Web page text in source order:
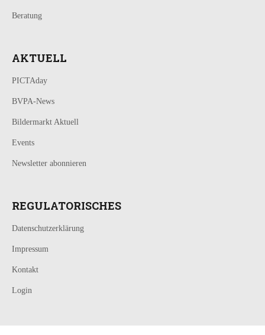
Beratung
AKTUELL
PICTAday
BVPA-News
Bildermarkt Aktuell
Events
Newsletter abonnieren
REGULATORISCHES
Datenschutzerklärung
Impressum
Kontakt
Login